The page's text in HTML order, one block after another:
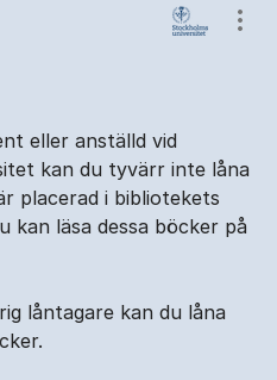
eller anställd vid
kan du tyvärr inte låna
placerad i bibliotekets
kan läsa dessa böcker på
låntagare kan du låna